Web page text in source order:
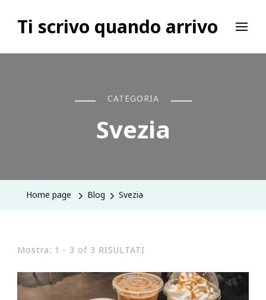
Ti scrivo quando arrivo
CATEGORIA
Svezia
Home page Blog Svezia
Mostra: 1 - 3 of 3 RISULTATI